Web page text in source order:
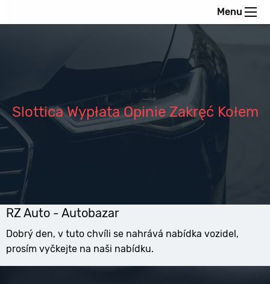
Menu
Slottica Wypłata Opinie Zakręć Kołem
RZ Auto - Autobazar
Dobrý den, v tuto chvíli se nahrává nabídka vozidel,
prosím vyčkejte na naši nabídku.